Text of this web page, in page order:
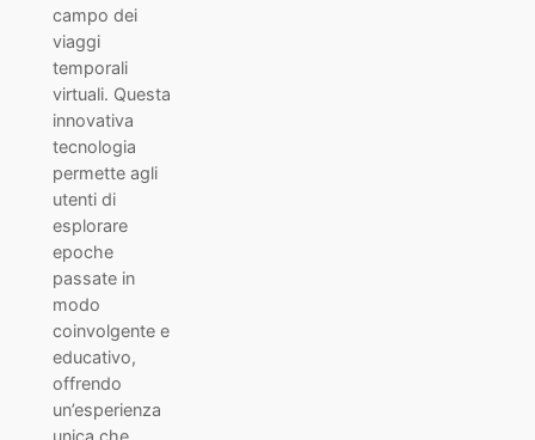
campo dei
viaggi
temporali
virtuali. Questa
innovativa
tecnologia
permette agli
utenti di
esplorare
epoche
passate in
modo
coinvolgente e
educativo,
offrendo
un’esperienza
unica che